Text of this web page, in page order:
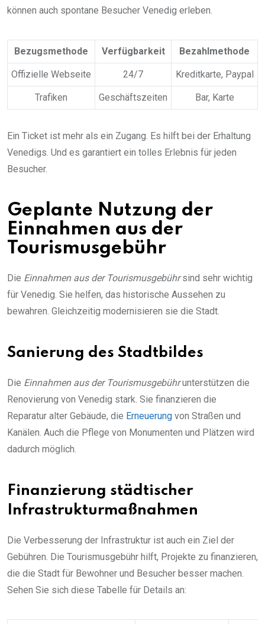
können auch spontane Besucher Venedig erleben.
Bezugsmethode Verfügbarkeit Bezahlmethode
Offizielle Webseite 24/7 Kreditkarte, Paypal
Trafiken Geschäftszeiten Bar, Karte
Ein Ticket ist mehr als ein Zugang. Es hilft bei der Erhaltung
Venedigs. Und es garantiert ein tolles Erlebnis für jeden
Besucher.
Geplante Nutzung der
Einnahmen aus der
Tourismusgebühr
Die Einnahmen aus der Tourismusgebührsind sehr wichtig
für Venedig. Sie helfen, das historische Aussehen zu
bewahren. Gleichzeitig modernisieren sie die Stadt.
Sanierung des Stadtbildes
Die Einnahmen aus der Tourismusgebührunterstützen die
Renovierung von Venedig stark. Sie finanzieren die
Reparatur alter Gebäude, die Erneuerung von Straßen und
Kanälen. Auch die Pflege von Monumenten und Plätzen wird
dadurch möglich.
Finanzierung städtischer
Infrastrukturmaßnahmen
Die Verbesserung der Infrastruktur ist auch ein Ziel der
Gebühren. Die Tourismusgebühr hilft, Projekte zu finanzieren,
die die Stadt für Bewohner und Besucher besser machen.
Sehen Sie sich diese Tabelle für Details an: